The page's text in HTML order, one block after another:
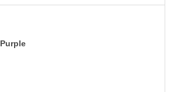
Purple